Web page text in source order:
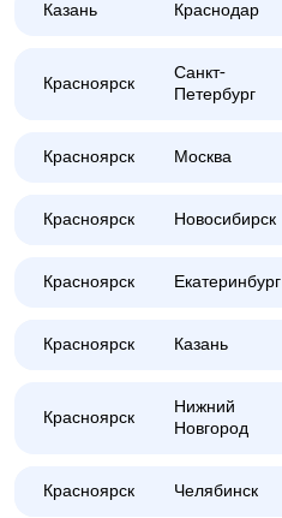
Казань Краснодар
Красноярск
Санкт-
Петербург
Красноярск Москва
Красноярск Новосибирск
Красноярск Екатеринбург
Красноярск Казань
Красноярск
Нижний
Новгород
Красноярск Челябинск